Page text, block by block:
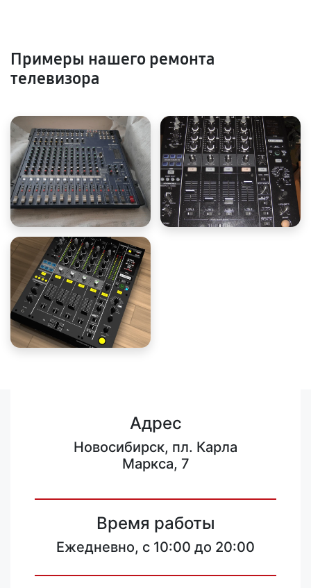
Примеры нашего ремонта
телевизора
Адрес
Новосибирск, пл. Карла
Маркса, 7
Время работы
Ежедневно, с 10:00 до 20:00